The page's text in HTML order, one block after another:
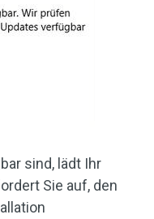
sind, lädt Ihr
Sie auf, den